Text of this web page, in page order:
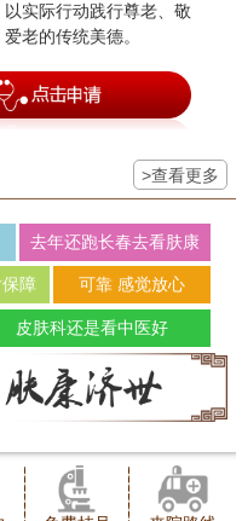
以实际行动践行尊老、敬
老的传统美德。
>查看更多
去年还跑长春去看肤康
障 可靠 感觉放心
皮肤科还是看中医好